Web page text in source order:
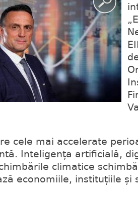
cele mai accelerate
Inteligența artificială,
climatice
economiile, instituțiile și